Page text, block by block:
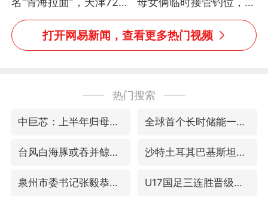
面馆已集体更换招牌
玩具鱼竿钓上大鱼
打开网易新闻，查看更多热门视频
热门搜索
中巨芯：上半年归母净利润1405.77万元 全球首个长时储能一体化产业园量产
台风白海豚或吞并鲸鱼 登陆地点更新 沙特土耳其巴基斯坦签署共同防务协议
泉州市委书记张毅恭被查 U17国足三连胜晋级明日之星半决赛